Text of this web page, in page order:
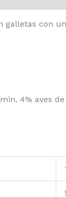
con
4% aves